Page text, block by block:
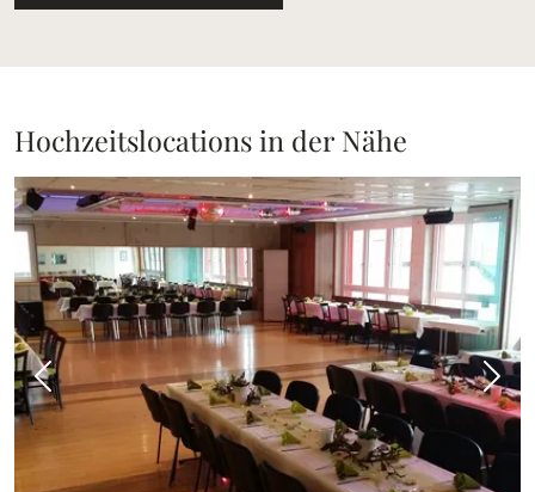
Hochzeitslocations in der Nähe
Vorheriges Bild